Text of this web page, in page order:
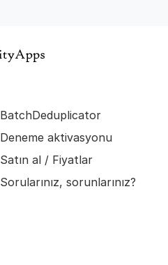
BatchDeduplicator
Deneme aktivasyonu
Satın al / Fiyatlar
Sorularınız, sorunlarınız?